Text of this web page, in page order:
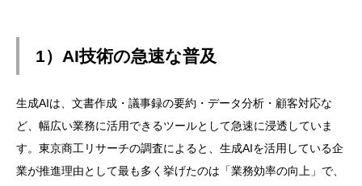
1）AI技術の急速な普及
生成AIは、文書作成・議事録の要約・データ分析・顧客対応な
ど、幅広い業務に活用できるツールとして急速に浸透していま
す。東京商工リサーチの調査によると、生成AIを活用している企
業が推進理由として最も多く挙げたのは「業務効率の向上」で、